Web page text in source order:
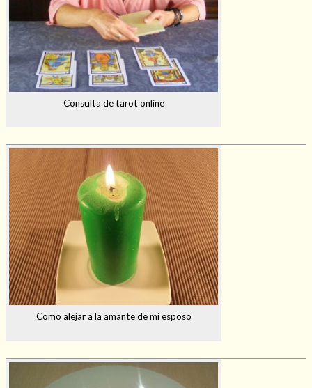
Consulta de tarot online
Como alejar a la amante de mi esposo